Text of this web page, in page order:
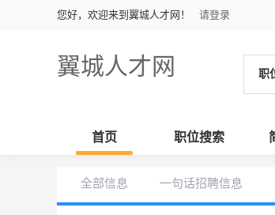
您好，欢迎来到翼城人才网！ 请登录
翼城人才网 职
首页 职位搜索
全部信息 一句话招聘信息